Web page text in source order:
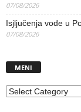
07/08/2026
Isjljučenja vode u
07/08/2026
MENI
MENI